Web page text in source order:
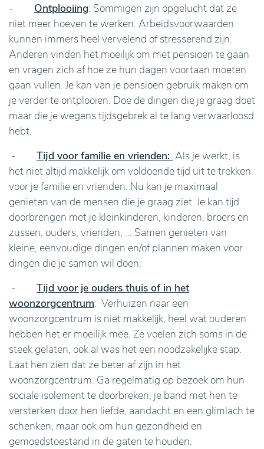
- Ontplooiing: Sommigen zijn opgelucht dat ze
niet meer hoeven te werken. Arbeidsvoorwaarden
kunnen immers heel vervelend of stresserend zijn.
Anderen vinden het moeilijk om met pensioen te gaan
en vragen zich af hoe ze hun dagen voortaan moeten
gaan vullen. Je kan van je pensioen gebruik maken om
je verder te ontplooien. Doe de dingen die je graag doet
maar die je wegens tijdsgebrek al te lang verwaarloosd
hebt.
- Tijd voor familie en vrienden: Als je werkt, is
het niet altijd makkelijk om voldoende tijd uit te trekken
voor je familie en vrienden. Nu kan je maximaal
genieten van de mensen die je graag ziet. Je kan tijd
doorbrengen met je kleinkinderen, kinderen, broers en
zussen, ouders, vrienden, ... Samen genieten van
kleine, eenvoudige dingen en/of plannen maken voor
dingen die je samen wil doen.
- Tijd voor je ouders thuis of in het
woonzorgcentrum: Verhuizen naar een
woonzorgcentrum is niet makkelijk, heel wat ouderen
hebben het er moeilijk mee. Ze voelen zich soms in de
steek gelaten, ook al was het een noodzakelijke stap.
Laat hen zien dat ze beter af zijn in het
woonzorgcentrum. Ga regelmatig op bezoek om hun
sociale isolement te doorbreken, je band met hen te
versterken door hen liefde, aandacht en een glimlach te
schenken, maar ook om hun gezondheid en
gemoedstoestand in de gaten te houden.